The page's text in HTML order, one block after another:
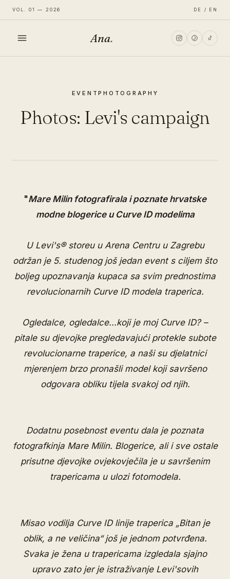
VOL. 01 — 2026 DE / EN
Ana.
EVENTPHOTOGRAPHY
Photos: Levi's campaign
"Mare Milin fotografirala i poznate hrvatske
modne blogerice u Curve ID modelima
U Levi's® storeu u Arena Centru u Zagrebu
održan je 5. studenog još jedan event s ciljem što
boljeg upoznavanja kupaca sa svim prednostima
revolucionarnih Curve ID modela traperica.
Ogledalce, ogledalce...koji je moj Curve ID? –
pitale su djevojke pregledavajući protekle subote
revolucionarne traperice, a naši su djelatnici
mjerenjem brzo pronašli model koji savršeno
odgovara obliku tijela svakoj od njih.
Dodatnu posebnost eventu dala je poznata
fotografkinja Mare Milin. Blogerice, ali i sve ostale
prisutne djevojke ovjekovječila je u savršenim
trapericama u ulozi fotomodela.
Misao vodilja Curve ID linije traperica „Bitan je
oblik, a ne veličina“ još je jednom potvrđena.
Svaka je žena u trapericama izgledala sjajno
upravo zato jer je istraživanje Levi'sovih